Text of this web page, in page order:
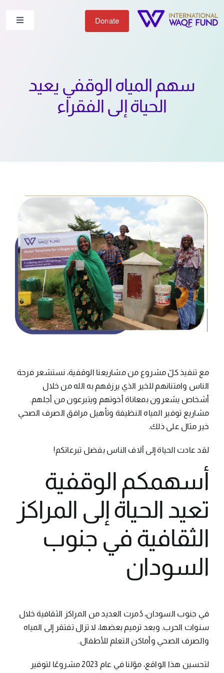
to
Donate
Toggle
سهم المياه الوقفي يعيد
الحياة إلى الفقراء
مع تنفيذ كلّ مشروع من مشاريعنا الوقفية، نستشعر فرحة
الناس وامتنانهم للخير الذي يرزقهم به الله من خلال
أشخاص يشعرون بمعاناة أخوتهم ويتبرعون من أجلهم.
مشاريع توفير المياه النظيفة وتأهيل مرافق الصرف الصحي
خير مثال على ذلك.
لقد عادت الحياة إلى آلاف الناس بفضل تبرعاتكم!
أسهمكم الوقفية
تعيد الحياة إلى المراكز
الثقافية في جنوب
السودان
في جنوب السودان، دُمرت العديد من المراكز الثقافية خلال
سنوات الحرب. وبعد ترميم بعضها، لا تزال تفتقر إلى المياه
والصرف الصحي وأماكن التعلم للأطفال.
لتحسين هذا الواقع، موّلنا في عام 2023 مشروعًا لتوفير